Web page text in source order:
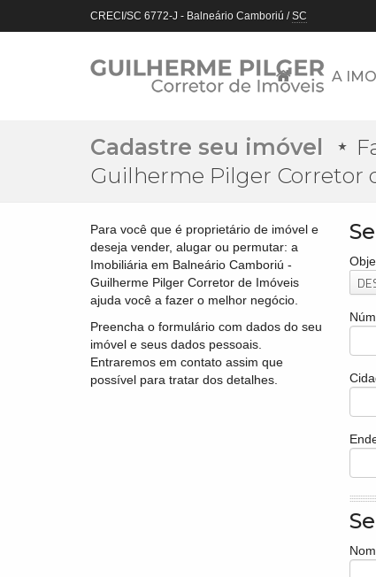
CRECI/SC 6772-J - Balneário Camboriú /SC
A
Cadastre seu imóvel
Guilherme Pilger Corretor
Para você que é proprietário de imóvel e
deseja vender, alugar ou permutar: a
Imobiliária em Balneário Camboriú -
Guilherme Pilger Corretor de Imóveis
ajuda você a fazer o melhor negócio.
Preencha o formulário com dados do seu
imóvel e seus dados pessoais.
Entraremos em contato assim que
possível para tratar dos detalhes.